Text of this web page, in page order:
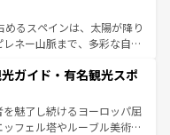
風景やアマルフィ海岸の絶
。観光の合間には、本場の
リア料理を堪能することも
られない旅をしてみよう！
るスペインは、太陽が降り
ネー山脈まで、多彩な自然
的なフラメンコ、熱気あふ
スが生活の一部となってい
た雰囲気や、バルセロナの
では古代ローマ遺跡や中世
ガイド・有名観光スポ
魅了し続けるヨーロッパ屈
フェル塔やルーブル美術館